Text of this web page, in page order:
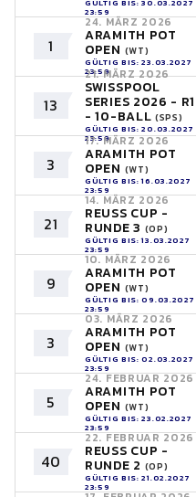
GÜLTIG BIS: 30.03.2027
23:59
1
24. MÄRZ 2026
ARAMITH POT
OPEN (WT)
GÜLTIG BIS: 23.03.2027
23:59
13
21. MÄRZ 2026
SWISSPOOL
SERIES 2026 - R1
- 10-BALL (SPS)
GÜLTIG BIS: 20.03.2027
23:59
3
17. MÄRZ 2026
ARAMITH POT
OPEN (WT)
GÜLTIG BIS: 16.03.2027
23:59
21
14. MÄRZ 2026
REUSS CUP -
RUNDE 3 (OP)
GÜLTIG BIS: 13.03.2027
23:59
9
10. MÄRZ 2026
ARAMITH POT
OPEN (WT)
GÜLTIG BIS: 09.03.2027
23:59
3
03. MÄRZ 2026
ARAMITH POT
OPEN (WT)
GÜLTIG BIS: 02.03.2027
23:59
5
24. FEBRUAR 2026
ARAMITH POT
OPEN (WT)
GÜLTIG BIS: 23.02.2027
23:59
40
22. FEBRUAR 2026
REUSS CUP -
RUNDE 2 (OP)
GÜLTIG BIS: 21.02.2027
23:59